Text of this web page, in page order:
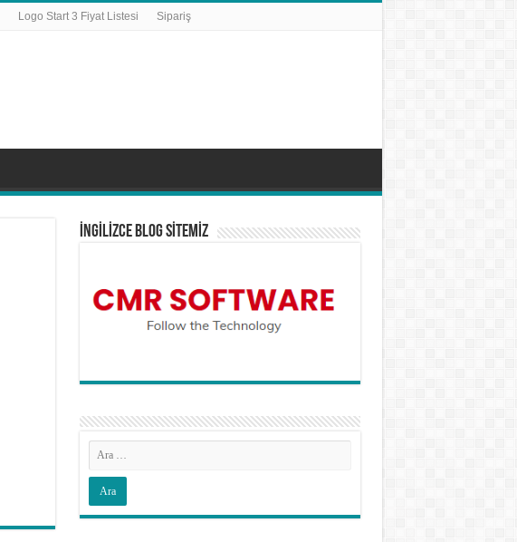
Logo Start 3 Fiyat Listesi Sipariş
İNGİLİZCE BLOG SİTEMİZ